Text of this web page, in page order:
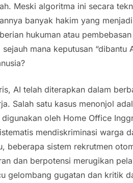
Meski algoritma ini secara
banyak hakim yang
hukuman atau
mana keputusan “dibantu
AI telah diterapkan dalam
Salah satu kasus menonjol
oleh Home Office
mendiskriminasi warga
beberapa sistem rekrutmen
dan berpotensi merugikan
gelombang gugatan dan kritik